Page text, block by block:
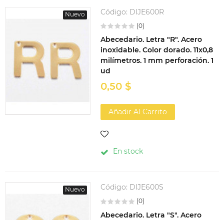
Nuevo Código: DIJE600R
(0)
Abecedario. Letra "R". Acero
inoxidable. Color dorado. 11x0,8
milímetros. 1 mm perforación. 1
ud
0,50 $
Añadir Al Carrito
En stock
Nuevo Código: DIJE600S
(0)
Abecedario. Letra "S". Acero